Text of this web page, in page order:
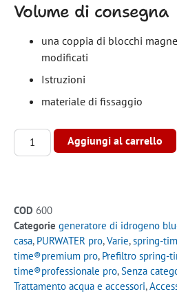
Volume di consegna
una coppia di blocchi
modificati
Istruzioni
materiale di fissaggio
Aggiungi al carrello
COD 600
Categorie generatore di idrogeno
casa, PURWATER pro,Varie,spring-
time®premium pro, Prefiltro spring-
time®professionale pro,Senza
Trattamento acqua e accessori,